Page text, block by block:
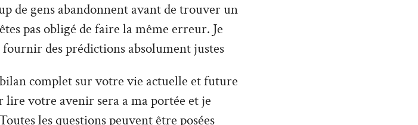
de gens abandonnent avant de trouver un
pas obligé de faire la même erreur. Je
des prédictions absolument justes
complet sur votre vie actuelle et future
votre avenir sera a ma portée et je
les questions peuvent être posées